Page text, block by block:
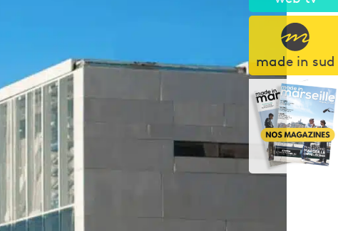
made in sud